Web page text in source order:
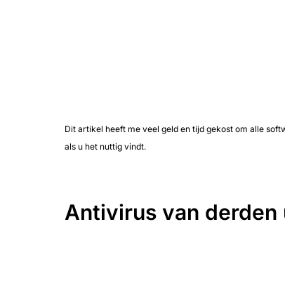
Dit artikel heeft me veel geld en tijd gekost om alle
als u het nuttig vindt.
Antivirus van derden